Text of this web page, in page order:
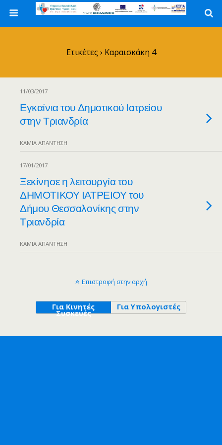
Ετικέτες › Καραισκάκη 4
11/03/2017
Εγκαίνια του Δημοτικού Ιατρείου
στην Τριανδρία
ΚΑΜΊΑ ΑΠΆΝΤΗΣΗ
17/01/2017
Ξεκίνησε η λειτουργία του
ΔΗΜΟΤΙΚΟΥ ΙΑΤΡΕΙΟΥ του
Δήμου Θεσσαλονίκης στην
Τριανδρία
ΚΑΜΊΑ ΑΠΆΝΤΗΣΗ
Επιστροφή στην αρχή
Για Κινητές
Συσκευές
Για Υπολογιστές